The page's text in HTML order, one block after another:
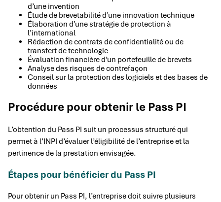
d’une invention
Étude de brevetabilité d’une innovation technique
Élaboration d’une stratégie de protection à
l’international
Rédaction de contrats de confidentialité ou de
transfert de technologie
Évaluation financière d’un portefeuille de brevets
Analyse des risques de contrefaçon
Conseil sur la protection des logiciels et des bases de
données
Procédure pour obtenir le Pass PI
L’obtention du Pass PI suit un processus structuré qui
permet à l’INPI d’évaluer l’éligibilité de l’entreprise et la
pertinence de la prestation envisagée.
Étapes pour bénéficier du Pass PI
Pour obtenir un Pass PI, l’entreprise doit suivre plusieurs